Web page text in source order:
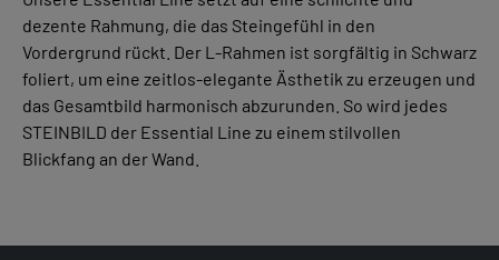
dezente Rahmung, die das Steingefühl in den
Vordergrund rückt. Der L-Rahmen ist sorgfältig in Schwarz
foliert, um eine zeitlos-elegante Ästhetik zu erzeugen und
das Gesamtbild harmonisch abzurunden. So wird jedes
STEINBILD der Essential Line zu einem stilvollen
Blickfang an der Wand.